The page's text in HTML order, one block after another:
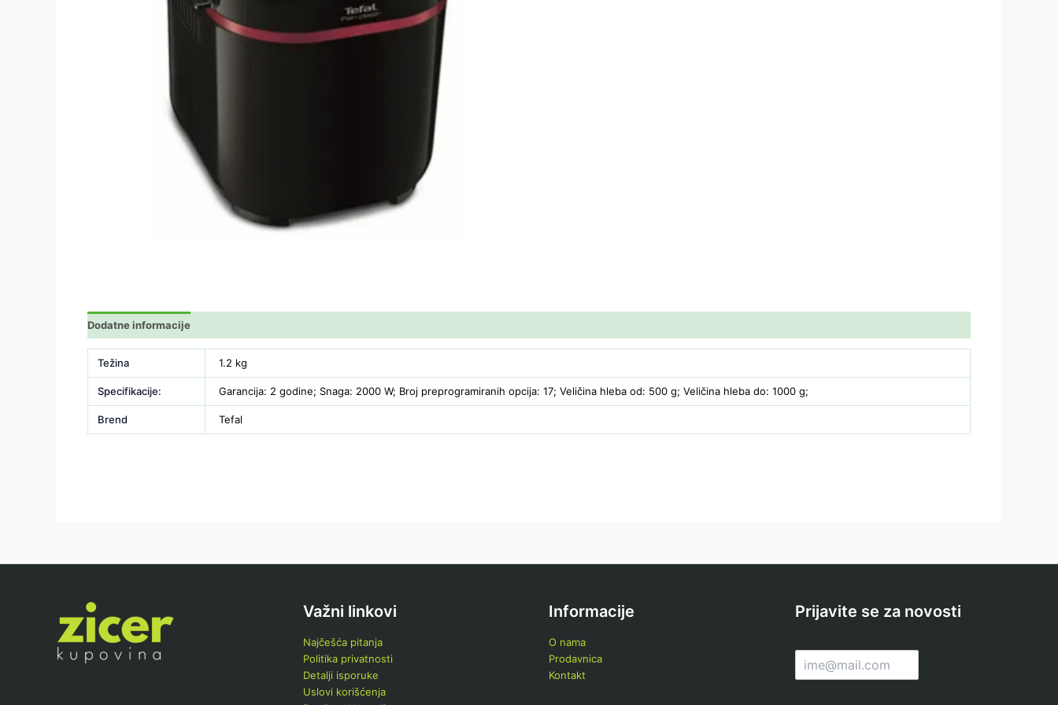
Dodatne informacije
Težina 1.2 kg
Specifikacije: Garancija: 2 godine; Snaga: 2000 W; Broj preprogramiranih opcija: 17; Veličina hleba od: 500 g; Veličina hleba do: 1000 g;
Brend Tefal
Važni linkovi
Najčešća pitanja
Politika privatnosti
Detalji isporuke
Uslovi korišćenja
Informacije
O nama
Prodavnica
Kontakt
Prijavite se za novosti
m